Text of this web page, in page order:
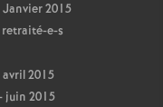
2015
e-s
2015
juin 2015